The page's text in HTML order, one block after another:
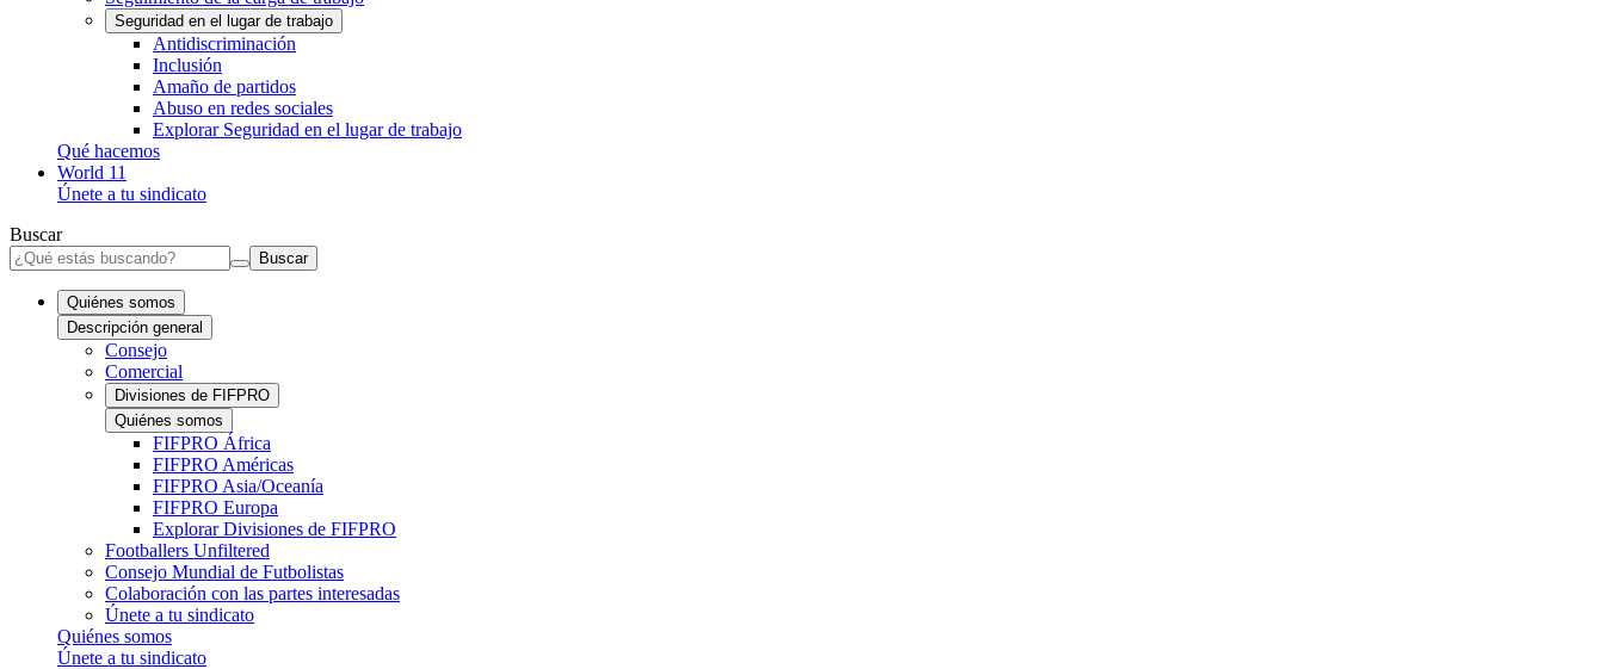
Seguridad en el lugar de trabajo
Antidiscriminación
Inclusión
Amaño de partidos
Abuso en redes sociales
Explorar Seguridad en el lugar de trabajo
Qué hacemos
World 11
Únete a tu sindicato
Buscar
Buscar
Quiénes somos
Descripción general
Consejo
Comercial
Divisiones de FIFPRO
Quiénes somos
FIFPRO África
FIFPRO Américas
FIFPRO Asia/Oceanía
FIFPRO Europa
Explorar Divisiones de FIFPRO
Footballers Unfiltered
Consejo Mundial de Futbolistas
Colaboración con las partes interesadas
Únete a tu sindicato
Quiénes somos
Únete a tu sindicato